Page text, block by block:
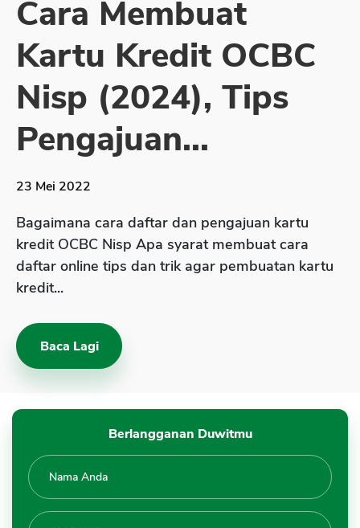
Sekuritas Saham
Bank Digital
Crypto
Assets Crypto
Exchange
Asuransi Kesehatan
Asuransi Syariah
Cara Membuat
Kartu Kredit OCBC
Nisp (2024), Tips
Pengajuan...
23 Mei 2022
Bagaimana cara daftar dan pengajuan kartu
kredit OCBC Nisp Apa syarat membuat cara
daftar online tips dan trik agar pembuatan kartu
kredit...
Baca Lagi
Berlangganan Duwitmu